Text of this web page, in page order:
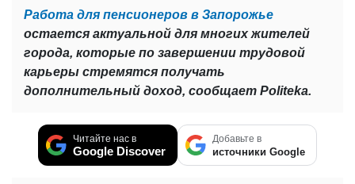
Работа для пенсионеров в Запорожье
остается актуальной для многих жителей
города, которые по завершении трудовой
карьеры стремятся получать
дополнительный доход, сообщает Politeka.
Читайте нас в
Google Discover
Добавьте в
источники Google